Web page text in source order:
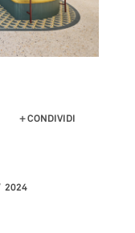
CONDIVIDI
2024